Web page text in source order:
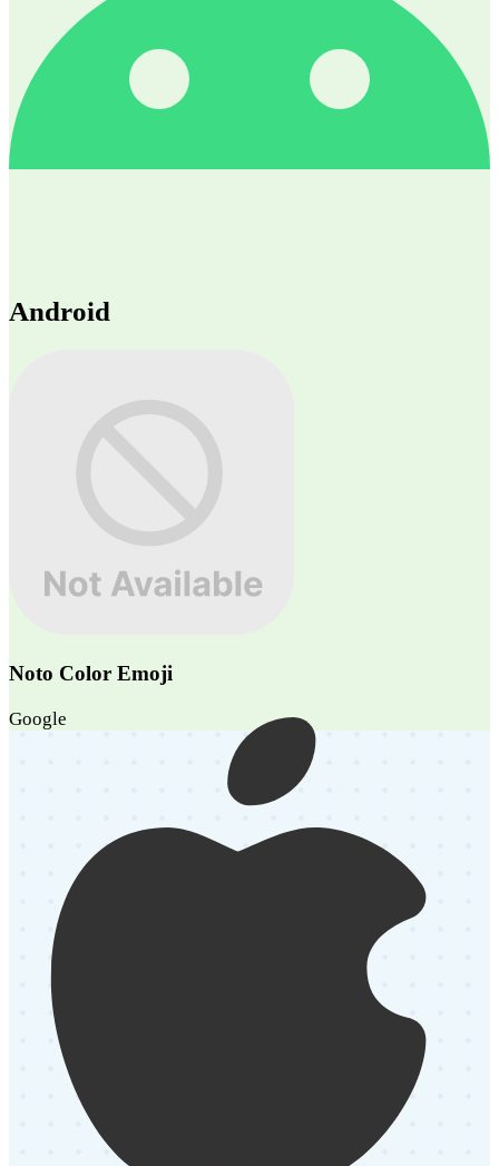
Android
Noto Color Emoji
Google